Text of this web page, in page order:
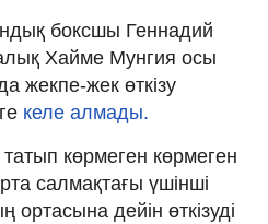
боксшы Геннадий
Хайме Мунгия осы
жек өткізу
келе алмады.
көрмеген көрмеген
салмақтағы үшінші
ортасына дейін өткізуді